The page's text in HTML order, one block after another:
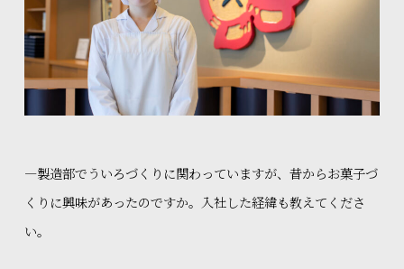
—製造部でういろづくりに関わっていますが、昔からお菓子づ
くりに興味があったのですか。入社した経緯も教えてくださ
い。